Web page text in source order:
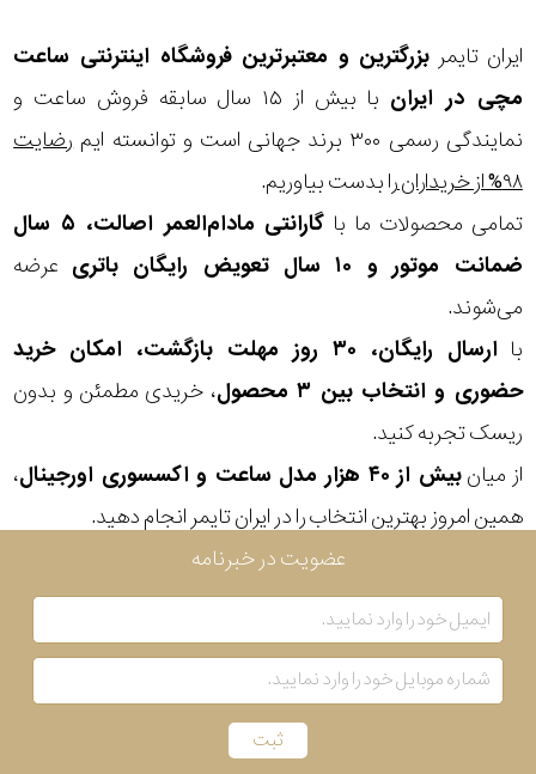
ایران تایمر بزرگترین و معتبرترین فروشگاه اینترنتی ساعت
مچی در ایران
با بیش از ۱۵ سال سابقه فروش ساعت و
نمایندگی رسمی ۳۰۰ برند جهانی است و توانسته ایم
رضایت
۹۸% از خریداران
را بدست بیاوریم.
تمامی محصولات ما با
گارانتی مادام‌العمر اصالت، ۵ سال
ضمانت موتور و ۱۰ سال تعویض رایگان باتری
عرضه
می‌شوند.
با
ارسال رایگان، ۳۰ روز مهلت بازگشت، امکان خرید
حضوری و انتخاب بین ۳ محصول
، خریدی مطمئن و بدون
ریسک تجربه کنید.
از میانبیش از ۴۰ هزار مدل ساعت و اکسسوری اورجینال
،
همین امروز بهترین انتخاب را در ایران تایمر انجام دهید.
عضویت در خبرنامه